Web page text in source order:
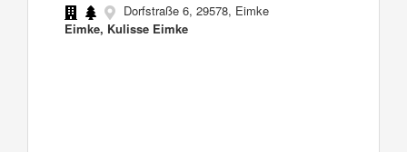
Dorfstraße 6, 29578, Eimke
Eimke, Kulisse Eimke